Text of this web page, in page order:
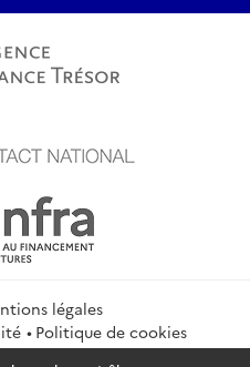
légales
Politique de cookies
Flux RSS